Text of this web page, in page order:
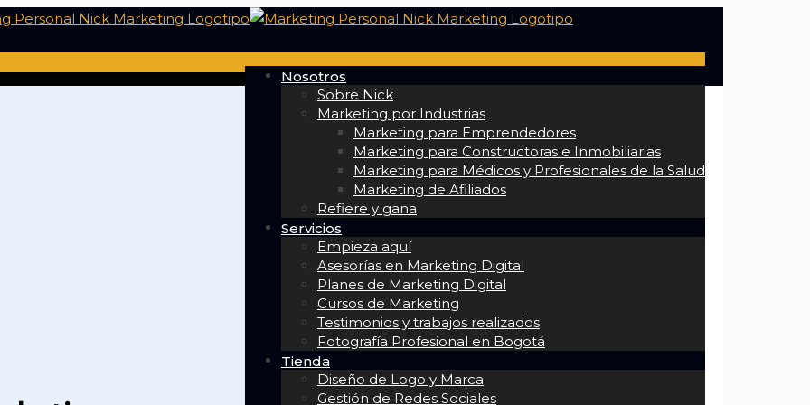
Nosotros
Sobre Nick
Marketing por Industrias
Marketing para Emprendedores
Marketing para Constructoras e Inmobiliarias
Marketing para Médicos y Profesionales de la Salud
Marketing de Afiliados
Refiere y gana
Servicios
Empieza aquí
Asesorías en Marketing Digital
Planes de Marketing Digital
Cursos de Marketing
Testimonios y trabajos realizados
Fotografía Profesional en Bogotá
Tienda
Diseño de Logo y Marca
Gestión de Redes Sociales